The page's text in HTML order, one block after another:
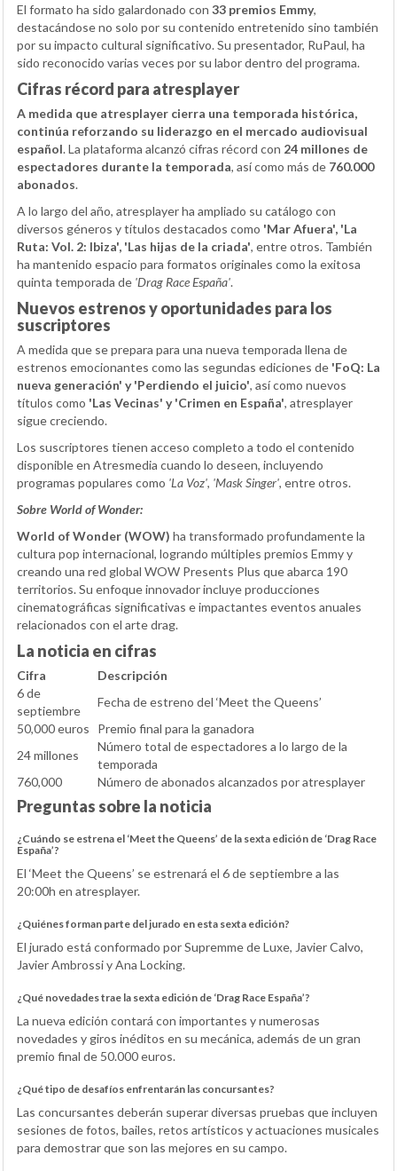
El formato ha sido galardonado con 33 premios Emmy,
destacándose no solo por su contenido entretenido sino también
por su impacto cultural significativo. Su presentador, RuPaul, ha
sido reconocido varias veces por su labor dentro del programa.
Cifras récord para atresplayer
A medida que atresplayer cierra una temporada histórica,
continúa reforzando su liderazgo en el mercado audiovisual
español. La plataforma alcanzó cifras récord con 24 millones de
espectadores durante la temporada, así como más de 760.000
abonados.
A lo largo del año, atresplayer ha ampliado su catálogo con
diversos géneros y títulos destacados como 'Mar Afuera', 'La
Ruta: Vol. 2: Ibiza', 'Las hijas de la criada', entre otros. También
ha mantenido espacio para formatos originales como la exitosa
quinta temporada de 'Drag Race España'.
Nuevos estrenos y oportunidades para los
suscriptores
A medida que se prepara para una nueva temporada llena de
estrenos emocionantes como las segundas ediciones de 'FoQ: La
nueva generación' y 'Perdiendo el juicio', así como nuevos
títulos como 'Las Vecinas' y 'Crimen en España', atresplayer
sigue creciendo.
Los suscriptores tienen acceso completo a todo el contenido
disponible en Atresmedia cuando lo deseen, incluyendo
programas populares como 'La Voz', 'Mask Singer', entre otros.
Sobre World of Wonder:
World of Wonder (WOW) ha transformado profundamente la
cultura pop internacional, logrando múltiples premios Emmy y
creando una red global WOW Presents Plus que abarca 190
territorios. Su enfoque innovador incluye producciones
cinematográficas significativas e impactantes eventos anuales
relacionados con el arte drag.
La noticia en cifras
Cifra
Descripción
6 de
septiembre
Fecha de estreno del ‘Meet the Queens’
50,000 euros
Premio final para la ganadora
24 millones
Número total de espectadores a lo largo de la
temporada
760,000
Número de abonados alcanzados por atresplayer
Preguntas sobre la noticia
¿Cuándo se estrena el ‘Meet the Queens’ de la sexta edición de ‘Drag Race
España’?
El ‘Meet the Queens’ se estrenará el 6 de septiembre a las
20:00h en atresplayer.
¿Quiénes forman parte del jurado en esta sexta edición?
El jurado está conformado por Supremme de Luxe, Javier Calvo,
Javier Ambrossi y Ana Locking.
¿Qué novedades trae la sexta edición de ‘Drag Race España’?
La nueva edición contará con importantes y numerosas
novedades y giros inéditos en su mecánica, además de un gran
premio final de 50.000 euros.
¿Qué tipo de desafíos enfrentarán las concursantes?
Las concursantes deberán superar diversas pruebas que incluyen
sesiones de fotos, bailes, retos artísticos y actuaciones musicales
para demostrar que son las mejores en su campo.